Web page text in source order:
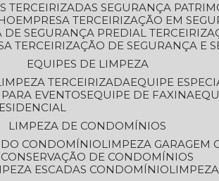
TERCEIRIZADAS SEGURANÇA
EMPRESA TERCEIRIZAÇÃO EM
DE SEGURANÇA PREDIAL
TERCEIRIZAÇÃO DE SEGURANÇA E
EQUIPES DE LIMPEZA
TERCEIRIZADA EQUIPE
EVENTOS EQUIPE DE FAXINA
LIMPEZA DE CONDOMÍNIOS
DO CONDOMÍNIO LIMPEZA
CONSERVAÇÃO DE CONDOMÍNIOS
ESCADAS CONDOMÍNIO